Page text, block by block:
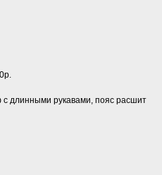
с длинными рукавами, пояс расшит